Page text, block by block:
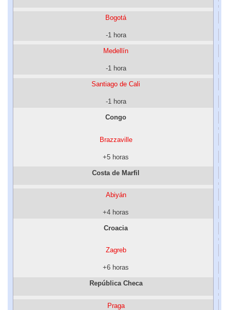
Bogotá
-1 hora
Medellín
-1 hora
Santiago de Cali
-1 hora
Congo
Brazzaville
+5 horas
Costa de Marfil
Abiyán
+4 horas
Croacia
Zagreb
+6 horas
República Checa
Praga